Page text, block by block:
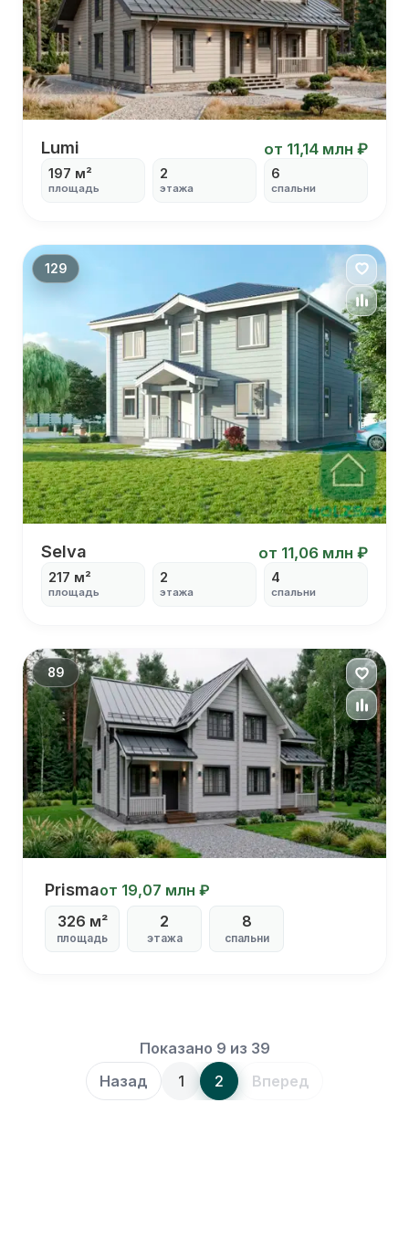
С террасой
С столовой
Lumi
Lumi от 11,14 млн ₽
197 м²
площадь
2
этажа
6
спальни
129
С котельной
С высокими потолками
Selva
Selva от 11,06 млн ₽
217 м²
площадь
2
этажа
4
спальни
89
террасой
Prisma
Prismaот 19,07 млн ₽
326 м²
площадь
2
этажа
8
спальни
Показано 9 из 39
Назад
1 2 Вперед